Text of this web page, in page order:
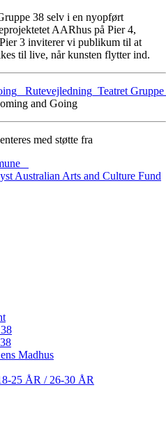
38 selv i en nyopført
AARhus på Pier 4,
3 inviterer vi publikum til at
til live, når kunsten flytter ind.
and Going
med støtte fra
Madhus
25 ÅR / 26-30 ÅR